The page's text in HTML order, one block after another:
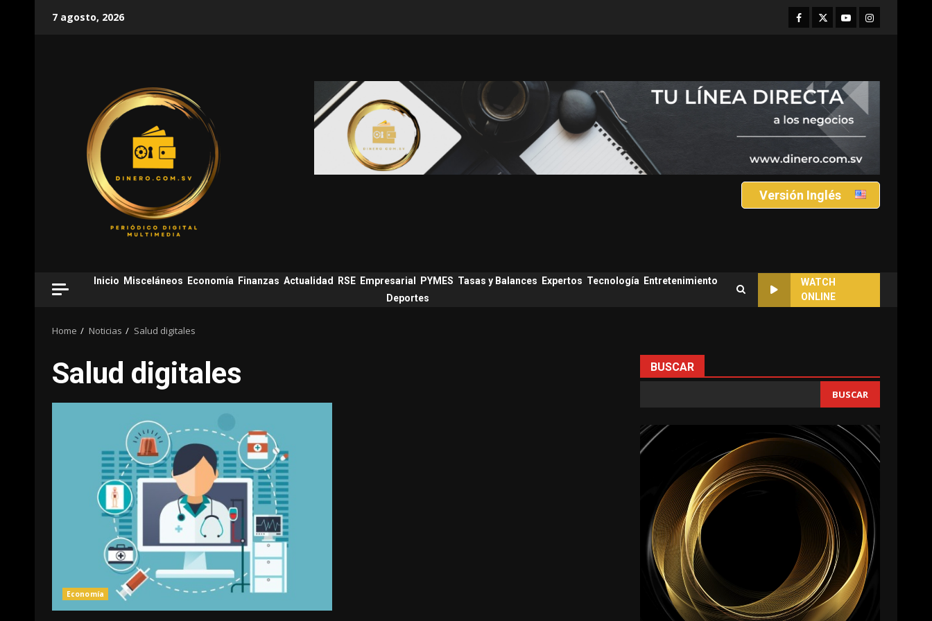
7 agosto, 2026 Facebook
TwitterYoutubeInstagram
Versión Inglés
Inicio Misceláneos Economía Finanzas Actualidad RSE Empresarial PYMES Tasas y Balances Expertos Tecnología
Entretenimiento
Deportes
WATCH
ONLINE
Home Noticias Salud digitales
Salud digitales
Economía
BUSCAR
BUSCAR